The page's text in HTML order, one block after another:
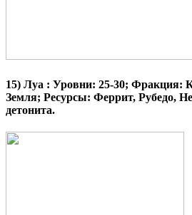
15) Луа : Уровни: 25-30; Фракция:
Земля; Ресурсы: Феррит, Рубедо,
детонита.